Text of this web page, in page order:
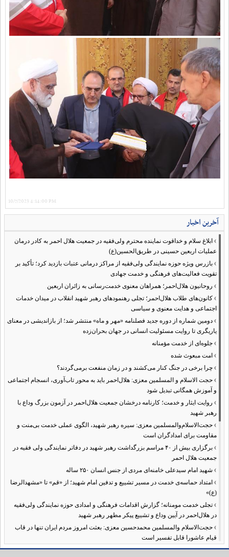
10/7/2023 4:14:00 PM
آخرین اخبار
› ابلاغ سلام و خداقوت نماینده محترم ولی‌فقیه در جمعیت هلال احمر به کادر درمان
عملیات اربعین حسینی در طریق‌الحسین(ع)
› بازرس ویژه حوزه نمایندگی ولی‌فقیه از مراکز درمانی عتبات بازدید کرد؛ تأکید بر
تقویت فعالیت‌های فرهنگی و خدمت جهادی
› روحانیون هلال‌احمر؛ همراهان معنوی خدمت‌رسانی به زائران اربعین
› کانون‌های طلاب هلال‌احمر؛ تجلی رهنمودهای رهبر شهید انقلاب در میدان خدمات
اجتماعی و هدایت معنوی و سیاسی
› دومین شماره از دوره جدید فصلنامه «مهر و ماه» منتشر شد؛ از بازاندیشی در معنای
یاریگری تا روایت مسئولیت انسانی در جهان بحران‌زده
› جلوه‌ای از خدمت مؤمنانه
› امت مبعوث شده
› چرا برخی در جنگ کنار می‌کشند و در زمان منفعت برمی‌گردند؟
› حجت الاسلام و المسلمین معزی: هلال‌احمر باید به محور تاب‌آوری، انسجام اجتماعی
و آموزش همگانی تبدیل شود
› روایت ایثار و خدمت؛ کارنامه درخشان جمعیت هلال‌احمر در آزمون بزرگ وداع با
رهبر شهید
› حجت‌الاسلام‌والمسلمین معزی: سیره رهبر شهید، الگوی عملی خدمت بی‌منت و
مقاومت برای امدادگران است
›
برگزاری بیش از ۴۰ مراسم بزرگداشت رهبر شهید در دفاتر نمایندگی ولی فقیه در
جمعیت هلال احمر
› شهید امام سیدعلی خامنه‌ای مردی از جنس انسان ۲۵۰ ساله
› امتداد حماسه‌ی خدمت در مسیر تشییع و تدفین امام شهید؛ از «قم» تا «مشهدالرضا
(ع)»
› تجلی خدمت مومنانه؛ گزارش اقدامات فرهنگی و امدادی حوزه نمایندگی ولی‌فقیه
در هلال‌احمر در آیین وداع و تشییع پیکر مطهر رهبر شهید
› حجت‌الاسلام والمسلمین محمدحسین معزی: بعثت امروز مردم ایران تنها در قاب
قیام عاشورا قابل تفسیر است
›آمادگی همه‌جانبه معاونت فرهنگی حوزه نمایندگی ولی‌فقیه هلال‌احمر برای